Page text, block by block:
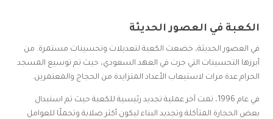
الكعبة في العصور الحديثة
في العصور الحديثة، خضعت الكعبة لتعديلات وتحسينات مستمرة. من
أبرزها التحسينات التي جرت في العهد السعودي، حيث تم توسيع المسجد
الحرام عدة مرات لاستيعاب الأعداد المتزايدة من الحجاج والمعتمرين.
في عام 1996، تمت آخر عملية تجديد رئيسية للكعبة حيث تم استبدال
بعض الحجارة المتآكلة وتجديد البناء ليكون أكثر صلابة وتحملًا للعوامل